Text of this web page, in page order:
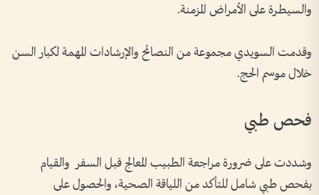
والسيطرة على الأمراض المزمنة.
وقدمت السويدي مجموعة من النصائح والإرشادات المهمة لكبار السن
خلال موسم الحج.
فحص طبي
وشددت على ضرورة مراجعة الطبيب المعالج قبل السفر والقيام
بفحص طبي شامل للتأكد من اللياقة الصحية، والحصول على